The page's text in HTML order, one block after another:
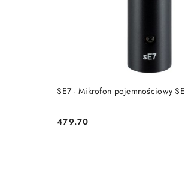
SE7 - Mikrofon pojemnościowy SE
Cena:
479.70
DO KOSZYKA